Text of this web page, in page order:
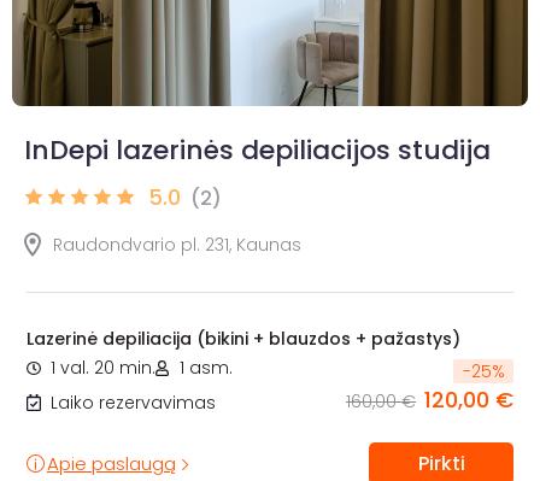
InDepi lazerinės depiliacijos studija
5.0 (2)
Raudondvario pl. 231, Kaunas
Lazerinė depiliacija (bikini + blauzdos + pažastys)
1 val. 20 min.
1 asm.
Laiko rezervavimas
-25%
160,00 € 120,00 €
Apie paslaugą Pirkti